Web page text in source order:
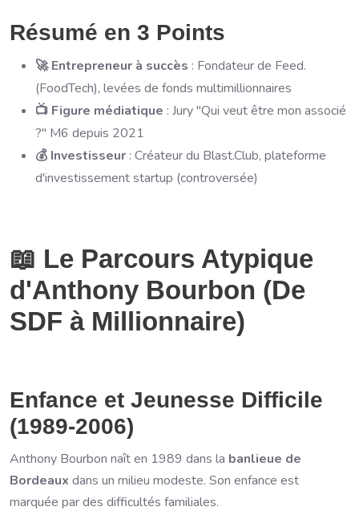
Résumé en 3 Points
🚀 Entrepreneur à succès : Fondateur de Feed.
(FoodTech), levées de fonds multimillionnaires
📺 Figure médiatique : Jury "Qui veut être mon associé
?" M6 depuis 2021
💰 Investisseur : Créateur du Blast.Club, plateforme
d'investissement startup (controversée)
📖 Le Parcours Atypique
d'Anthony Bourbon (De
SDF à Millionnaire)
Enfance et Jeunesse Difficile
(1989-2006)
Anthony Bourbon naît en 1989 dans la banlieue de
Bordeaux dans un milieu modeste. Son enfance est
marquée par des difficultés familiales.